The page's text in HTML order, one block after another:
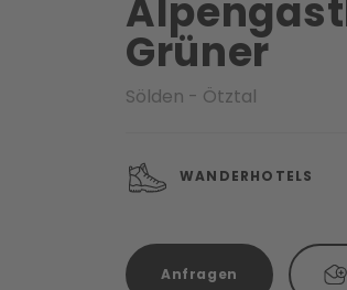
Grüner
Sölden - Ötztal
WANDERHOTELS
Anfragen